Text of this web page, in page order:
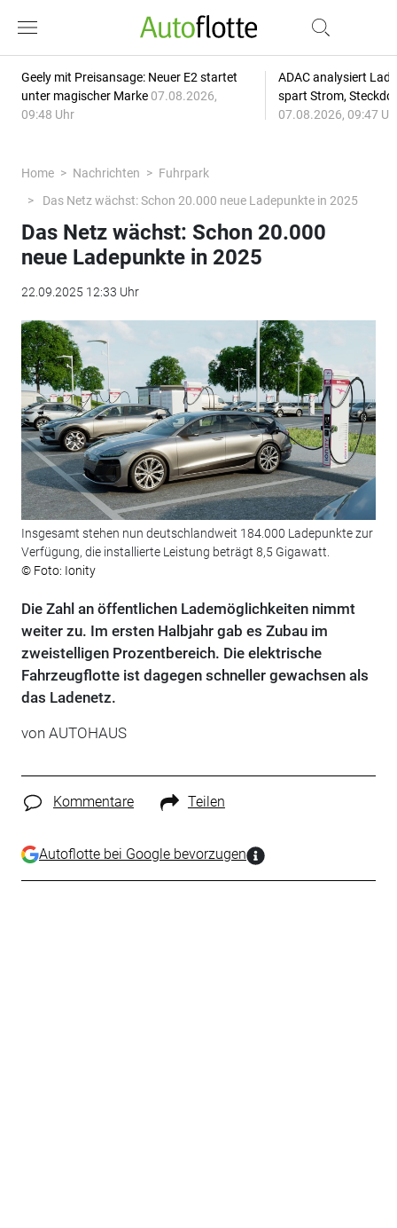
Geely mit Preisansage: Neuer E2 startet
unter magischer Marke 07.08.2026,
09:48 Uhr
ADAC analysiert
spart Strom,
07.08.2026, 09:47
Home Nachrichten
Fuhrpark
Das Netz wächst: Schon 20.000 neue Ladepunkte in 2025
Das Netz wächst: Schon 20.000
neue Ladepunkte in 2025
22.09.2025 12:33 Uhr
Insgesamt stehen nun deutschlandweit 184.000 Ladepunkte zur
Verfügung, die installierte Leistung beträgt 8,5 Gigawatt.
© Foto: Ionity
Die Zahl an öffentlichen Lademöglichkeiten nimmt
weiter zu. Im ersten Halbjahr gab es Zubau im
zweistelligen Prozentbereich. Die elektrische
Fahrzeugflotte ist dagegen schneller gewachsen als
das Ladenetz.
von AUTOHAUS
Kommentare Teilen
Autoflotte bei Google bevorzugen